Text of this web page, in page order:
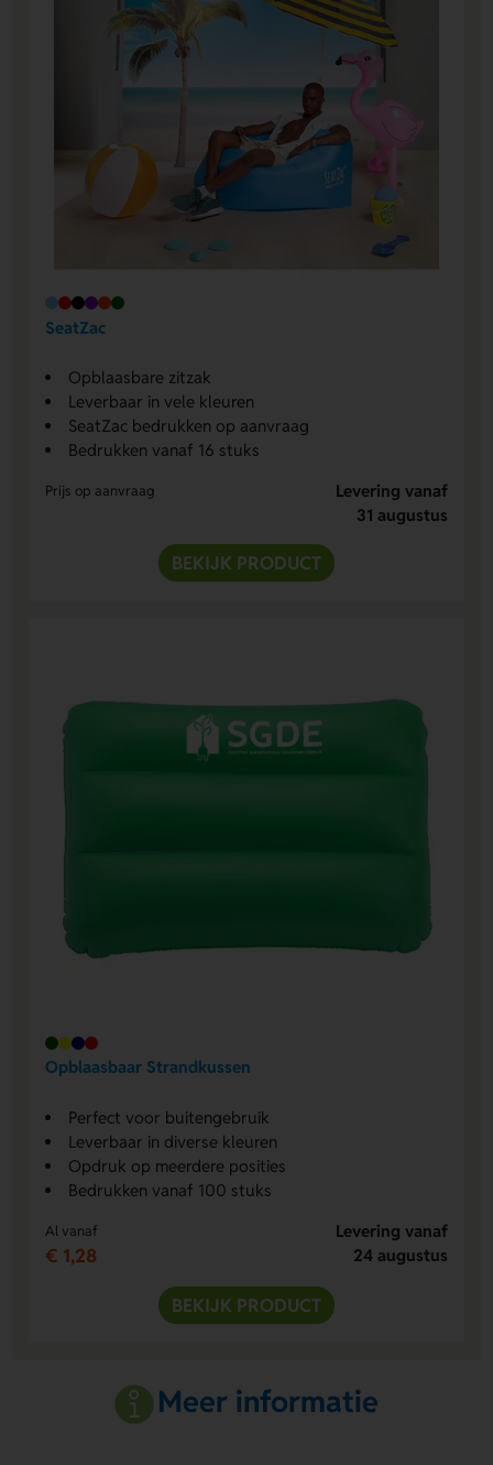
SeatZac
Opblaasbare zitzak
Leverbaar in vele kleuren
SeatZac bedrukken op aanvraag
Bedrukken vanaf 16 stuks
Prijs op aanvraag
Levering vanaf
31 augustus
BEKIJK PRODUCT
Opblaasbaar Strandkussen
Perfect voor buitengebruik
Leverbaar in diverse kleuren
Opdruk op meerdere posities
Bedrukken vanaf 100 stuks
Al vanaf
€ 1,28
Levering vanaf
24 augustus
BEKIJK PRODUCT
Meer informatie